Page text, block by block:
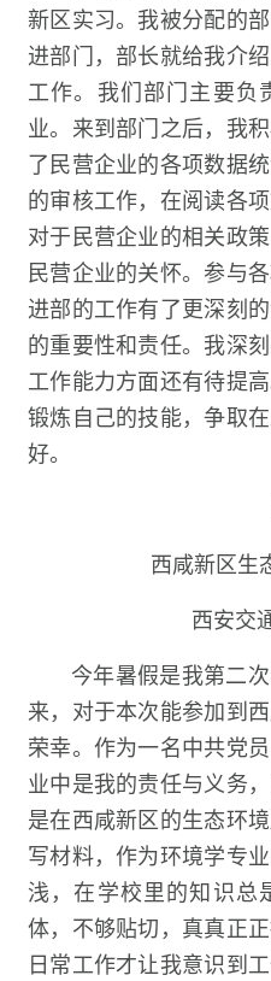
新区实习。我被分配的
进部门，部长就给我介
工作。我们部门主要负
业。来到部门之后，我
了民营企业的各项数据
的审核工作，在阅读各
对于民营企业的相关政
民营企业的关怀。参与
进部的工作有了更深刻
的重要性和责任。我深
工作能力方面还有待提
锻炼自己的技能，争取
好。
西咸新区生
西安交
今年暑假是我第二
来，对于本次能参加到
荣幸。作为一名中共党
业中是我的责任与义务
是在西咸新区的生态环
写材料，作为环境学专
浅，在学校里的知识总
体，不够贴切，真真正
日常工作才让我意识到